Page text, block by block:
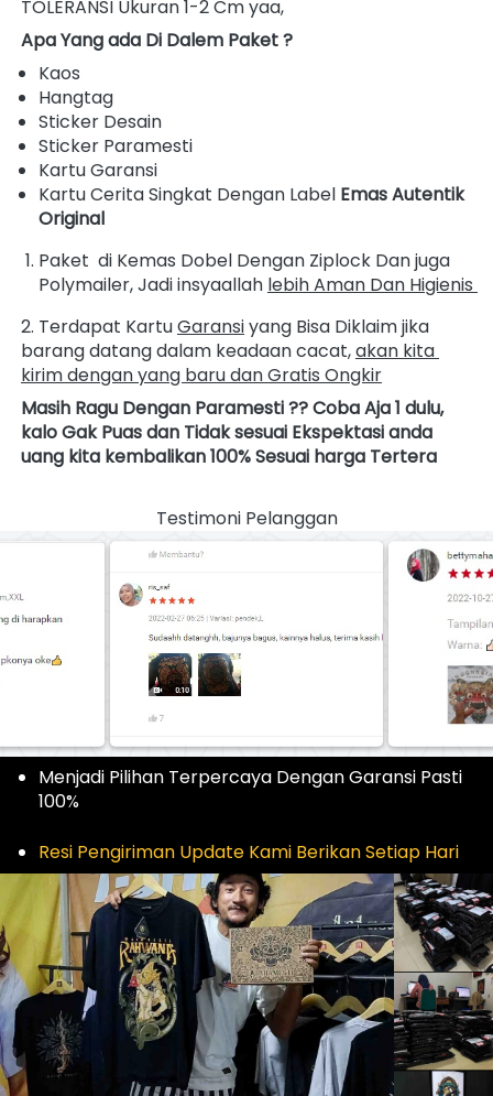
TOLERANSI Ukuran 1-2 Cm yaa,
Apa Yang ada Di Dalem Paket ?
Kaos
Hangtag
Sticker Desain
Sticker Paramesti
Kartu Garansi
Kartu Cerita Singkat Dengan Label Emas Autentik
Original
Paket  di Kemas Dobel Dengan Ziplock Dan juga
Polymailer, Jadi insyaallah lebih Aman Dan Higienis
2. Terdapat Kartu Garansi yang Bisa Diklaim jika
barang datang dalam keadaan cacat, akan kita
kirim dengan yang baru dan Gratis Ongkir
Masih Ragu Dengan Paramesti ?? Coba Aja 1 dulu,
kalo Gak Puas dan Tidak sesuai Ekspektasi anda
uang kita kembalikan 100% Sesuai harga Tertera
Testimoni Pelanggan
Menjadi Pilihan Terpercaya Dengan Garansi Pasti
100%
Resi Pengiriman Update Kami Berikan Setiap Hari